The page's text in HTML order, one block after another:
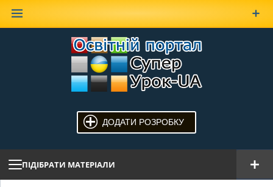
ДОДАТИ РОЗРОБКУ
ПІДІБРАТИ МАТЕРІАЛИ